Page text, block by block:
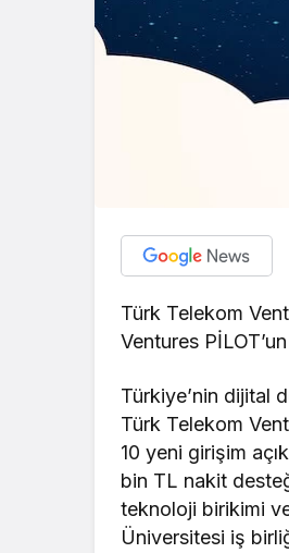
Türk Telekom
Ventures
Türkiye’nin dijital
Türk Telekom
10 yeni girişim
bin TL nakit
teknoloji birikimi
Üniversitesi iş